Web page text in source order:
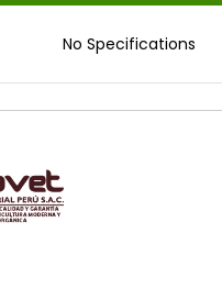
No Specifications